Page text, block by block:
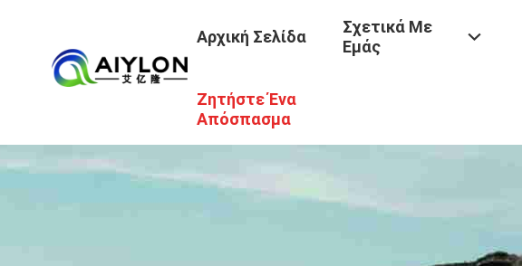
Αρχική Σελίδα
Σχετικά Με
Εμάς
Ζητήστε Ένα
Απόσπασμα